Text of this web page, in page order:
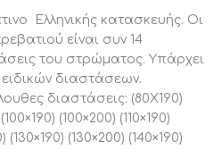
Ελληνικής κατασκευής. Οι
είναι συν 14
του στρώματος. Υπάρχει
διαστάσεων.
διαστάσεις: (80X190)
(100×200) (110×190)
(130×190) (130×200) (140×190)